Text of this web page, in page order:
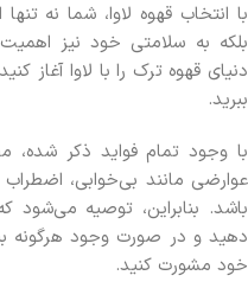
با انتخاب قهوه لاوا، شما نه
بلکه به سلامتی خود نیز
دنیای قهوه ترک را با لاوا آغاز
ببرید.
با وجود تمام فواید ذکر
عوارضی مانند بی‌خوابی،
باشد. بنابراین، توصیه می‌شود
دهید و در صورت وجود هرگونه
خود مشورت کنید.